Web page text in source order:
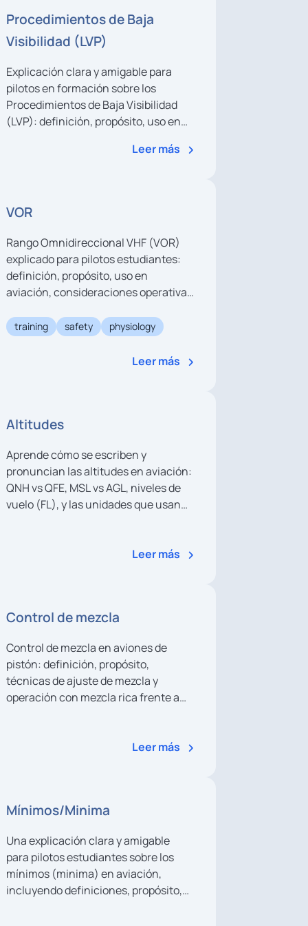
Procedimientos de Baja
Visibilidad (LVP)
Explicación clara y amigable para
pilotos en formación sobre los
Procedimientos de Baja Visibilidad
(LVP): definición, propósito, uso en
aeropuerto y cabina, y ejemplos
Leer más
VOR
Rango Omnidireccional VHF (VOR)
explicado para pilotos estudiantes:
definición, propósito, uso en
aviación, consideraciones operativas
training safety physiology
Leer más
Altitudes
Aprende cómo se escriben y
pronuncian las altitudes en aviación:
QNH vs QFE, MSL vs AGL, niveles de
vuelo (FL), y las unidades que usan
Leer más
Control de mezcla
Control de mezcla en aviones de
pistón: definición, propósito,
técnicas de ajuste de mezcla y
operación con mezcla rica frente a
Leer más
Mínimos/Minima
Una explicación clara y amigable
para pilotos estudiantes sobre los
mínimos (minima) en aviación,
incluyendo definiciones, propósito,